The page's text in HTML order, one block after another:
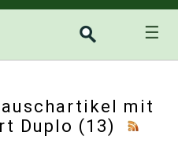
☰
mit
Duplo (13)